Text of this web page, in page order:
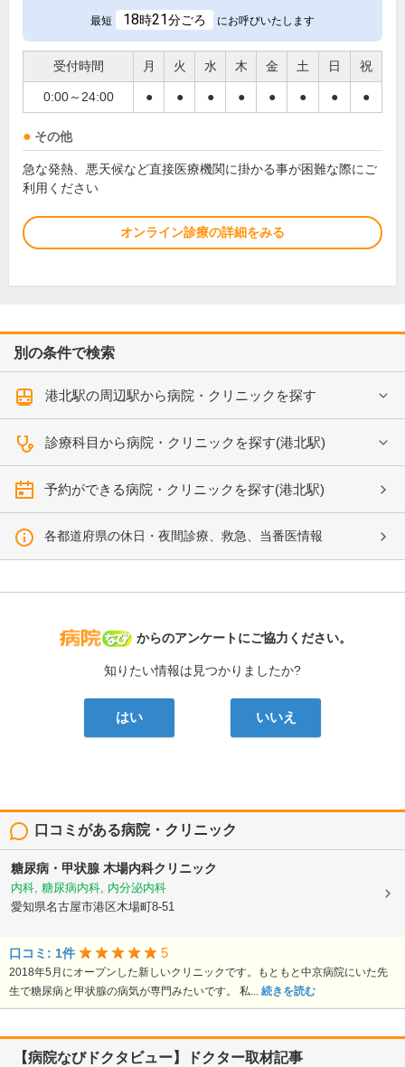
最短 18時21分ごろ にお呼びいたします
受付時間 月 火 水 木 金 土 日 祝
0:00～24:00 ● ● ● ● ● ● ● ●
その他
急な発熱、悪天候など直接医療機関に掛かる事が困難な際にご
利用ください
オンライン診療の詳細をみる
別の条件で検索
港北駅の周辺駅から病院・クリニックを探す
診療科目から病院・クリニックを探す(港北駅)
予約ができる病院・クリニックを探す(港北駅)
各都道府県の休日・夜間診療、救急、当番医情報
病院なび
からのアンケートにご協力ください。
知りたい情報は見つかりましたか?
はい いいえ
口コミがある病院・クリニック
糖尿病・甲状腺 木場内科クリニック
内科, 糖尿病内科, 内分泌内科
愛知県名古屋市港区木場町8-51
口コミ: 1件 5
2018年5月にオープンした新しいクリニックです。もともと中京病院にいた先
生で糖尿病と甲状腺の病気が専門みたいです。 私... 続きを読む
【病院なびドクタビュー】ドクター取材記事